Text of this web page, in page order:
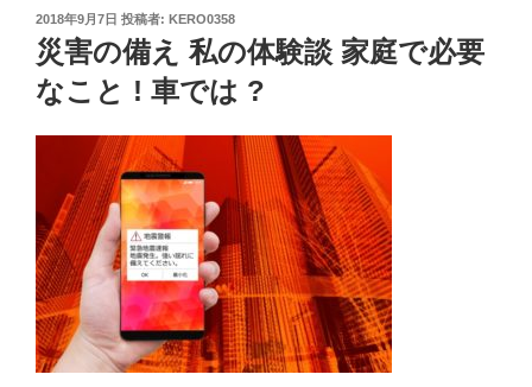
投
稿
日:
2018年9月7日 投稿者: KERO0358
災害の備え 私の体験談 家庭で必要
なこと ! 車では ?